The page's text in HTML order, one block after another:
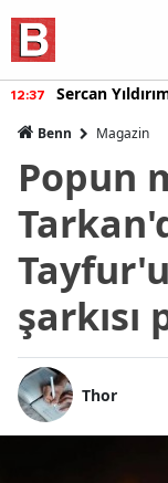
12:37 Sercan
Benn Magazin
Popun
şarkısı
Thor